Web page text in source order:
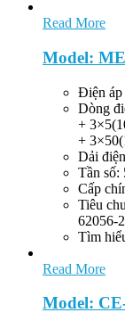
Read More
Model:
Điện áp
Dòng
+
+
Dải
Tần số:
Cấp
Tiêu
62056-
Tìm
Read More
Model: